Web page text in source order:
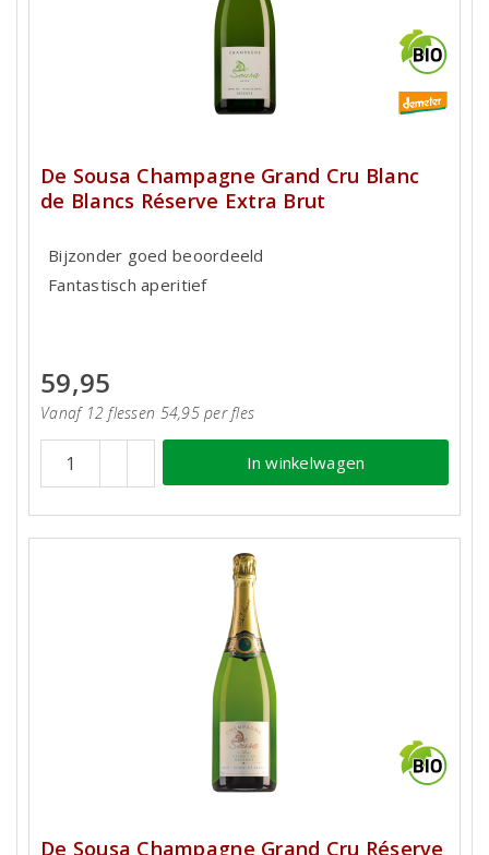
De Sousa Champagne Grand Cru Blanc
de Blancs Réserve Extra Brut
Bijzonder goed beoordeeld
Fantastisch aperitief
59,95
Vanaf 12 flessen 54,95 per fles
In winkelwagen
De Sousa Champagne Grand Cru Réserve